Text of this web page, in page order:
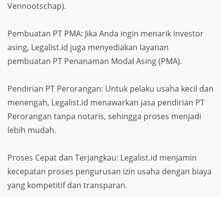
Vennootschap).
Pembuatan PT PMA: Jika Anda ingin menarik investor
asing, Legalist.id juga menyediakan layanan
pembuatan PT Penanaman Modal Asing (PMA).
Pendirian PT Perorangan: Untuk pelaku usaha kecil dan
menengah, Legalist.id menawarkan jasa pendirian PT
Perorangan tanpa notaris, sehingga proses menjadi
lebih mudah.
Proses Cepat dan Terjangkau: Legalist.id menjamin
kecepatan proses pengurusan izin usaha dengan biaya
yang kompetitif dan transparan.